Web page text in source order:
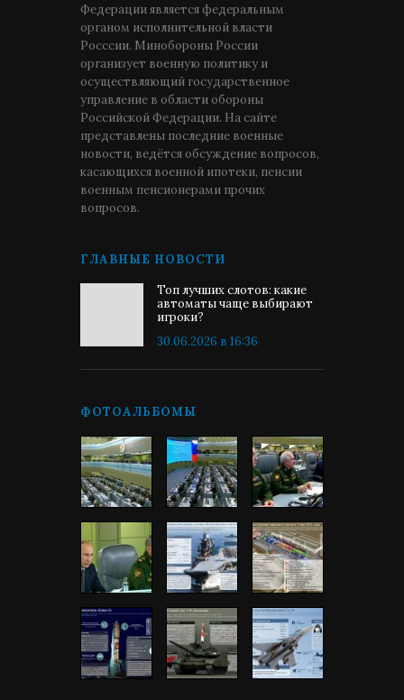
Федерации является федеральным
органом исполнительной власти
Росссии. Минобороны России
организует военную политику и
осуществляющий государственное
управление в области обороны
Российской Федерации. На сайте
представлены последние военные
новости, ведётся обсуждение вопросов,
касающихся военной ипотеки, пенсии
военным пенсионерами прочих
вопросов.
ГЛАВНЫЕ НОВОСТИ
Топ лучших слотов: какие
автоматы чаще выбирают
игроки?
30.06.2026 в 16:36
ФОТОАЛЬБОМЫ